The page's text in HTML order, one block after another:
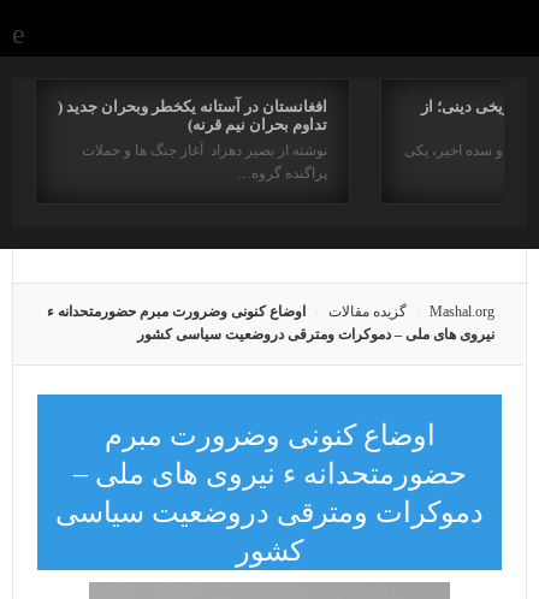
افغانستان در آستانه یکخطر وبحران جدید (
تداوم بحران نیم قرنه)
نوشته از بصیر دهزاد آغاز جنگ ها و حملات
پراگنده گروه…
دینی؛ از
در دو سده اخیر، یکی
Mashal.org گزیده مقالات
اوضاع کنونی وضرورت مبرم حضورمتحدانه ء
نیروی های ملی – دموکرات ومترقی دروضعیت سیاسی کشور
اوضاع کنونی وضرورت مبرم
حضورمتحدانه ء نیروی های ملی –
دموکرات ومترقی دروضعیت سیاسی
کشور